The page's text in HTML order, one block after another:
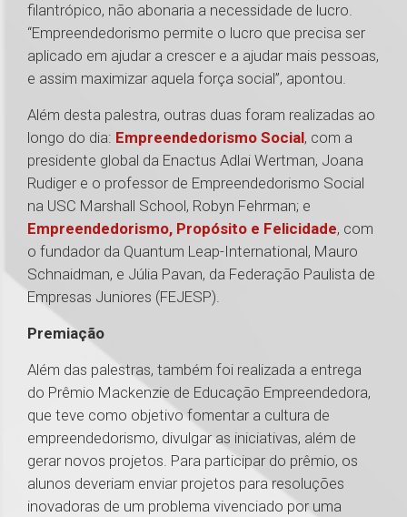
filantrópico, não abonaria a necessidade de lucro.
“Empreendedorismo permite o lucro que precisa ser
aplicado em ajudar a crescer e a ajudar mais pessoas,
e assim maximizar aquela força social”, apontou.
Além desta palestra, outras duas foram realizadas ao
longo do dia: Empreendedorismo Social, com a
presidente global da Enactus Adlai Wertman, Joana
Rudiger e o professor de Empreendedorismo Social
na USC Marshall School, Robyn Fehrman; e
Empreendedorismo, Propósito e Felicidade, com
o fundador da Quantum Leap-International, Mauro
Schnaidman, e Júlia Pavan, da Federação Paulista de
Empresas Juniores (FEJESP).
Premiação
Além das palestras, também foi realizada a entrega
do Prêmio Mackenzie de Educação Empreendedora,
que teve como objetivo fomentar a cultura de
empreendedorismo, divulgar as iniciativas, além de
gerar novos projetos. Para participar do prêmio, os
alunos deveriam enviar projetos para resoluções
inovadoras de um problema vivenciado por uma